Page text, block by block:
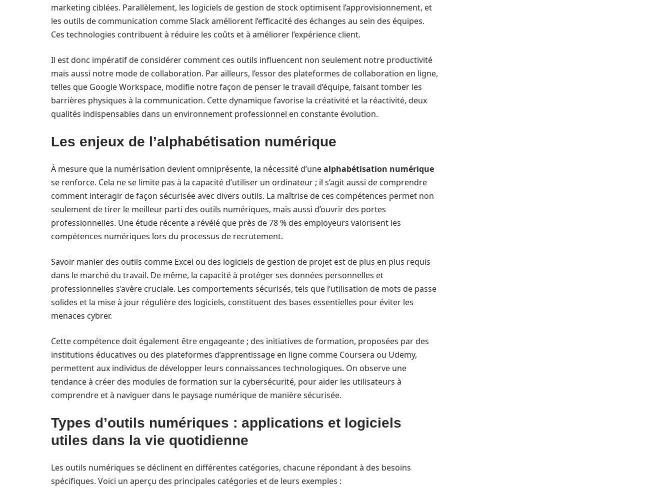
marketing ciblées. Parallèlement, les logiciels de gestion de stock optimisent l’approvisionnement, et
les outils de communication comme Slack améliorent l’efficacité des échanges au sein des équipes.
Ces technologies contribuent à réduire les coûts et à améliorer l’expérience client.
Il est donc impératif de considérer comment ces outils influencent non seulement notre productivité
mais aussi notre mode de collaboration. Par ailleurs, l’essor des plateformes de collaboration en ligne,
telles que Google Workspace, modifie notre façon de penser le travail d’équipe, faisant tomber les
barrières physiques à la communication. Cette dynamique favorise la créativité et la réactivité, deux
qualités indispensables dans un environnement professionnel en constante évolution.
Les enjeux de l’alphabétisation numérique
À mesure que la numérisation devient omniprésente, la nécessité d’unealphabétisation numérique
se renforce. Cela ne se limite pas à la capacité d’utiliser un ordinateur ; il s’agit aussi de comprendre
comment interagir de façon sécurisée avec divers outils. La maîtrise de ces compétences permet non
seulement de tirer le meilleur parti des outils numériques, mais aussi d’ouvrir des portes
professionnelles. Une étude récente a révélé que près de 78 % des employeurs valorisent les
compétences numériques lors du processus de recrutement.
Savoir manier des outils comme Excel ou des logiciels de gestion de projet est de plus en plus requis
dans le marché du travail. De même, la capacité à protéger ses données personnelles et
professionnelles s’avère cruciale. Les comportements sécurisés, tels que l’utilisation de mots de passe
solides et la mise à jour régulière des logiciels, constituent des bases essentielles pour éviter les
menaces cybrer.
Cette compétence doit également être engageante ; des initiatives de formation, proposées par des
institutions éducatives ou des plateformes d’apprentissage en ligne comme Coursera ou Udemy,
permettent aux individus de développer leurs connaissances technologiques. On observe une
tendance à créer des modules de formation sur la cybersécurité, pour aider les utilisateurs à
comprendre et à naviguer dans le paysage numérique de manière sécurisée.
Types d’outils numériques : applications et logiciels
utiles dans la vie quotidienne
Les outils numériques se déclinent en différentes catégories, chacune répondant à des besoins
spécifiques. Voici un aperçu des principales catégories et de leurs exemples :